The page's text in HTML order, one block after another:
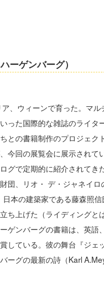
ーゲンバーグ）
、ウィーンで育った。マ
った国際的な雑誌のライ
との書籍制作のプロジェク
今回の展覧会に展示され
グで定期的に紹介されて
団、リオ・ デ・ジャネイ
本の建築家である藤森照
ち上げた（ライディング
ゲンバーグの書籍は、英
している。彼の舞台『ジ
ーグの最新の詩（Karl